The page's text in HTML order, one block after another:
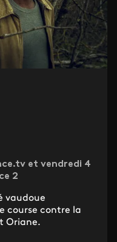
et vendredi 4
2
vaudoue
course contre la
Oriane.